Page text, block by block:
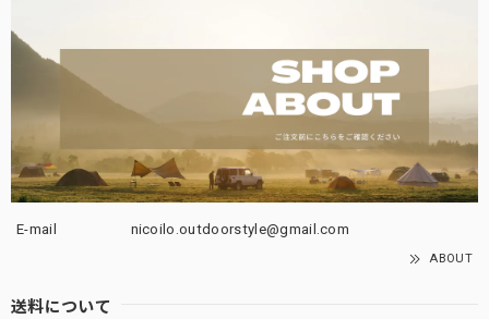
E-mail nicoilo.outdoorstyle@gmail.com
ABOUT
送料について